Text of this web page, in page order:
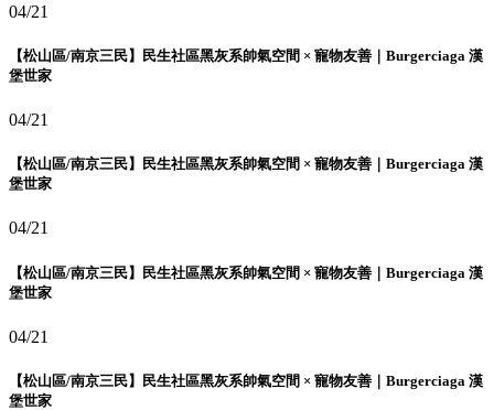
04/21
【松山區/南京三民】民生社區黑灰系帥氣空間 × 寵物友善｜Burgerciaga 漢
堡世家
04/21
【松山區/南京三民】民生社區黑灰系帥氣空間 × 寵物友善｜Burgerciaga 漢
堡世家
04/21
【松山區/南京三民】民生社區黑灰系帥氣空間 × 寵物友善｜Burgerciaga 漢
堡世家
04/21
【松山區/南京三民】民生社區黑灰系帥氣空間 × 寵物友善｜Burgerciaga 漢
堡世家